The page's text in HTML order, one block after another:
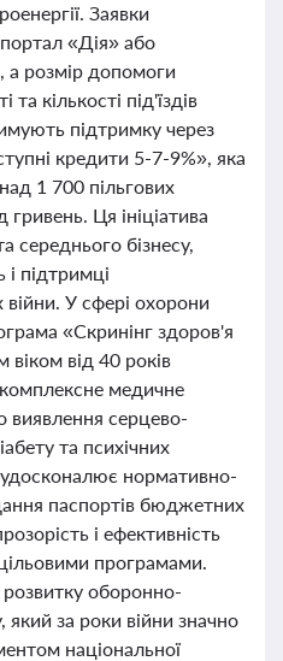
Заявки
«Дія» або
а розмір допомоги
кількості під'їздів
підтримку через
кредити 5-7-9%», яка
1 700 пільгових
Ця ініціатива
середнього бізнесу,
підтримці
У сфері охорони
«Скринінг здоров'я
від 40 років
медичне
виявлення серцево-
та психічних
нормативно-
паспортів бюджетних
і ефективність
програмами.
оборонно-
за роки війни значно
національної